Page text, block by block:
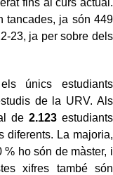
fins al curs actual.
tancades, ja són 449
23, ja per sobre dels
únics estudiants
de la URV. Als
de 2.123estudiants
diferents. La majoria,
ho són de màster, i
xifres també són